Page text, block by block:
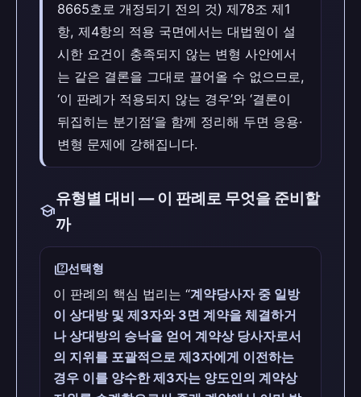
8665호로 개정되기 전의 것) 제78조 제1
항, 제4항의 적용 국면에서는 대법원이 설
시한 요건이 충족되지 않는 변형 사안에서
는 같은 결론을 그대로 끌어올 수 없으므로,
‘이 판례가 적용되지 않는 경우’와 ‘결론이
뒤집히는 분기점’을 함께 정리해 두면 응용·
변형 문제에 강해집니다.
school
유형별 대비 — 이 판례로 무엇을 준비할
까
quiz선택형
이 판례의 핵심 법리는 “계약당사자 중 일방
이 상대방 및 제3자와 3면 계약을 체결하거
나 상대방의 승낙을 얻어 계약상 당사자로서
의 지위를 포괄적으로 제3자에게 이전하는
경우 이를 양수한 제3자는 양도인의 계약상